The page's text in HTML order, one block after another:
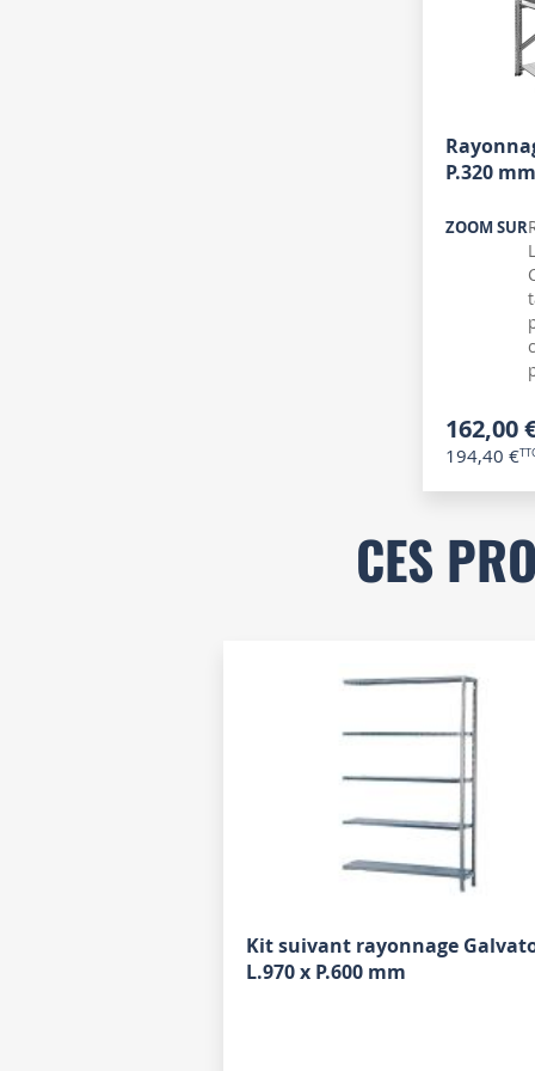
P.320
ZOOM SUR
162,00
194,40 €
CES
Kit suivant rayonnage
L.970 x P.600 mm